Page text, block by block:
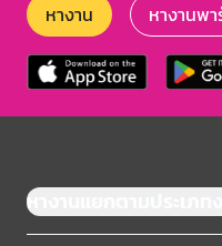
หางาน หางานพ
หางานแยกตามประเภทง